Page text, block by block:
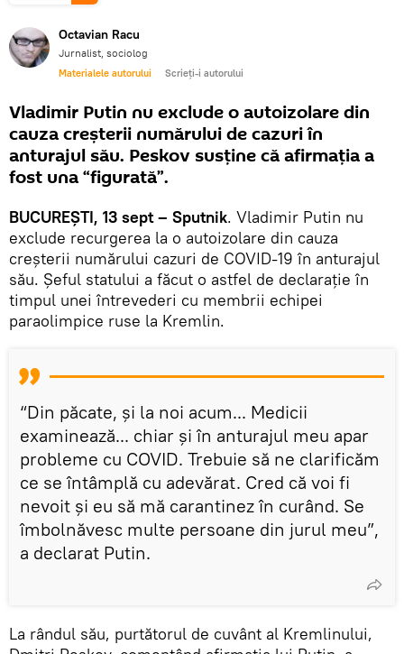
Octavian Racu
Jurnalist, sociolog
Materialele autorului Scrieți-i autorului
Vladimir Putin nu exclude o autoizolare din
cauza creșterii numărului de cazuri în
anturajul său. Peskov susține că afirmația a
fost una “figurată”.
BUCUREȘTI, 13 sept – Sputnik. Vladimir Putin nu
exclude recurgerea la o autoizolare din cauza
creșterii numărului cazuri de COVID-19 în anturajul
său. Șeful statului a făcut o astfel de declarație în
timpul unei întrevederi cu membrii echipei
paraolimpice ruse la Kremlin.
“Din păcate, și la noi acum... Medicii
examinează... chiar și în anturajul meu apar
probleme cu COVID. Trebuie să ne clarificăm
ce se întâmplă cu adevărat. Cred că voi fi
nevoit și eu să mă carantinez în curând. Se
îmbolnăvesc multe persoane din jurul meu”,
a declarat Putin.
La rândul său, purtătorul de cuvânt al Kremlinului,